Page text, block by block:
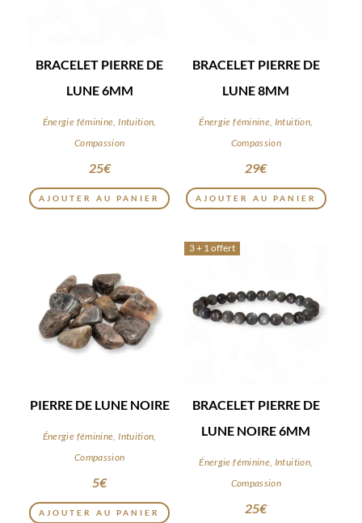
BRACELET PIERRE DE
LUNE 6MM
Énergie féminine, Intuition,
Compassion
25€
AJOUTER AU PANIER
BRACELET PIERRE DE
LUNE 8MM
Énergie féminine, Intuition,
Compassion
29€
AJOUTER AU PANIER
PIERRE DE LUNE NOIRE
Énergie féminine, Intuition,
Compassion
5€
AJOUTER AU PANIER
3 + 1 offert
BRACELET PIERRE DE
LUNE NOIRE 6MM
Énergie féminine, Intuition,
Compassion
25€